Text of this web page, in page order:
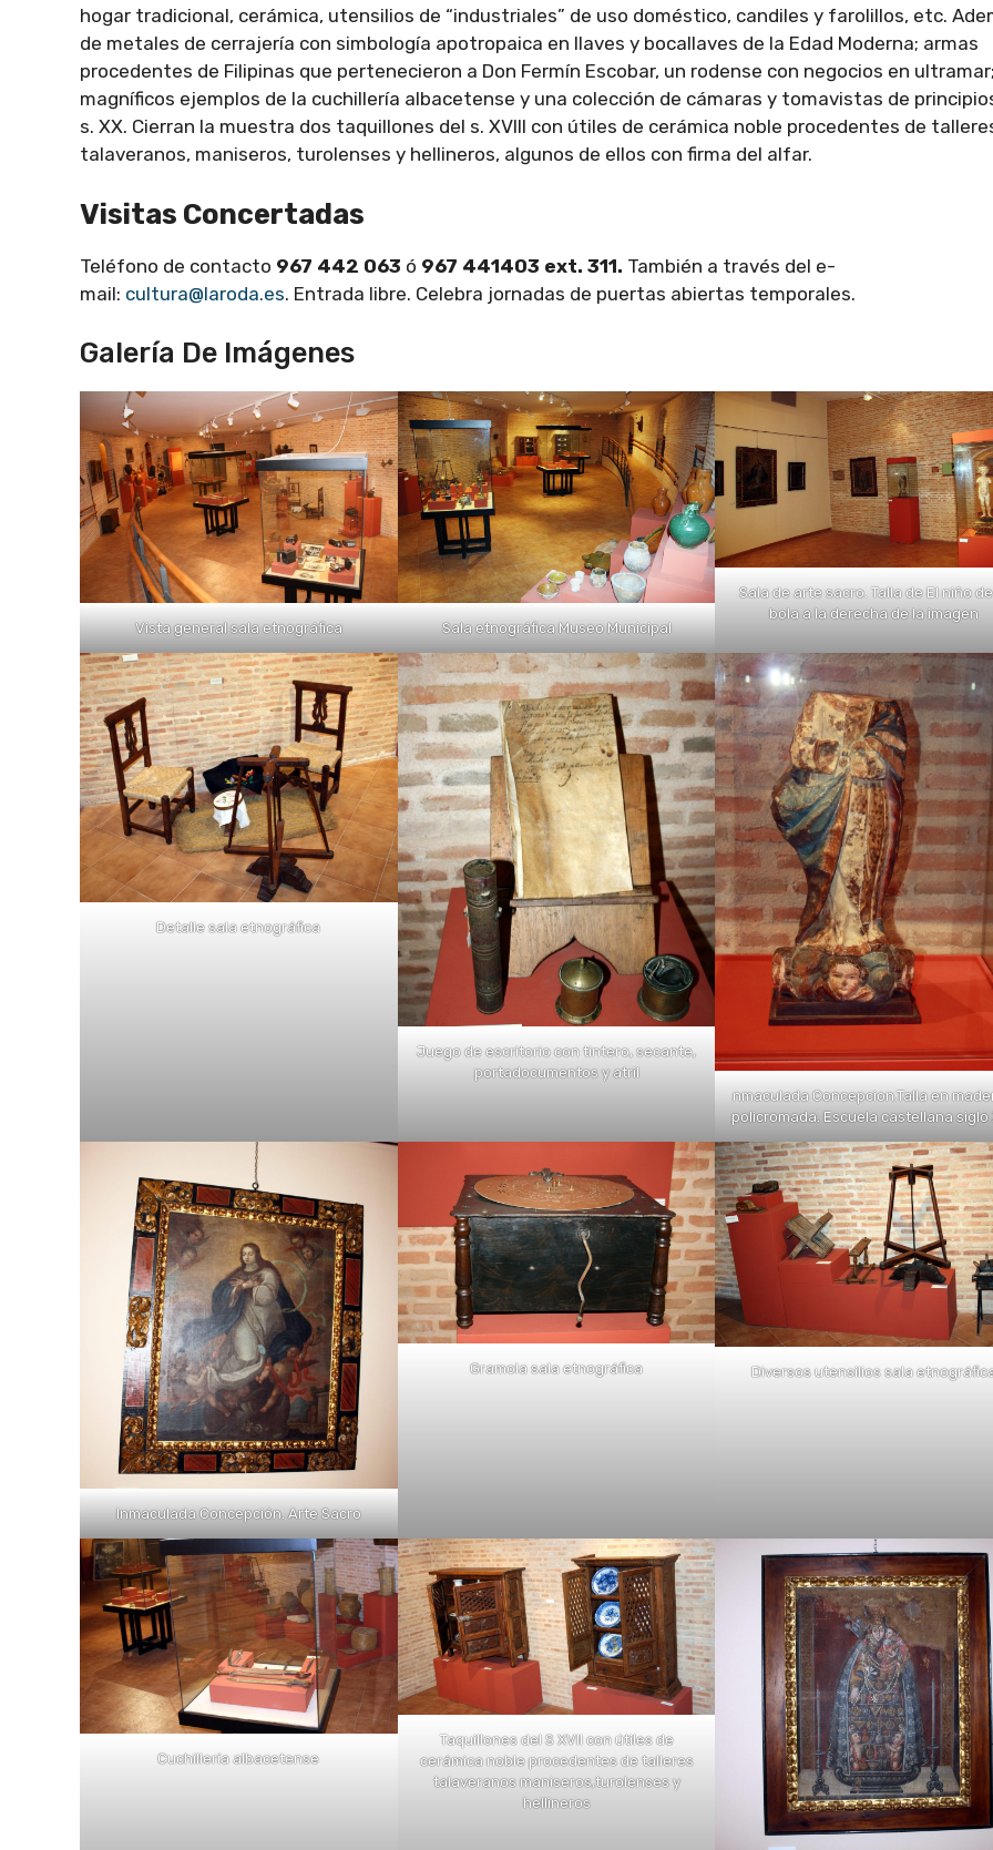
hogar tradicional, cerámica, utensilios de “industriales” de uso doméstico, candiles y farolillos, etc.
de metales de cerrajería con simbología apotropaica en llaves y bocallaves de la Edad Moderna; armas
procedentes de Filipinas que pertenecieron a Don Fermín Escobar, un rodense con negocios en
magníficos ejemplos de la cuchillería albacetense y una colección de cámaras y tomavistas de
s. XX. Cierran la muestra dos taquillones del s. XVIII con útiles de cerámica noble procedentes de
talaveranos, maniseros, turolenses y hellineros, algunos de ellos con firma del alfar.
Visitas Concertadas
Teléfono de contacto 967 442 063 ó 967 441403 ext. 311. También a través del e-
mail: cultura@laroda.es. Entrada libre. Celebra jornadas de puertas abiertas temporales.
Galería De Imágenes
Vista general sala etnográfica Sala etnográfica Museo Municipal
Sala de arte sacro. Talla de El niño
bola a la derecha de la imagen
Detalle sala etnográfica
Juego de escritorio con tintero, secante,
portadocumentos y atril
nmaculada Concepcion.Talla en
policromada. Escuela castellana siglo
Inmaculada Concepción. Arte Sacro
Gramola sala etnográfica Diversos utensilios sala
Cuchillería albacetense
Taquillones del S XVII con útiles de
cerámica noble procedentes de talleres
talaveranos maniseros,turolenses y
hellineros